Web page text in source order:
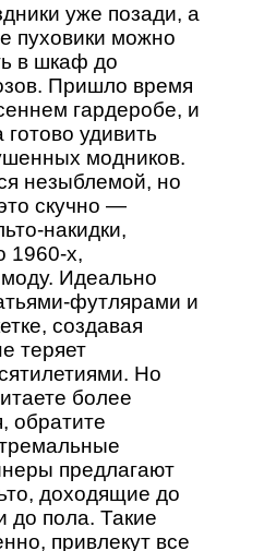
уже позади, а
пуховики можно
в шкаф до
Пришло время
гардеробе, и
удивить
модников.
незыблемой, но
скучно —
накидки,
1960-х,
Идеально
футлярами и
создавая
теряет
Но
более
обратите
предлагают
доходящие до
до пола. Такие
привлекут все